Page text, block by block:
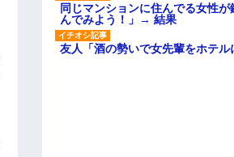
同じマンションに住んでる女性
んでみよう！」→ 結果
友人「酒の勢いで女先輩をホテ